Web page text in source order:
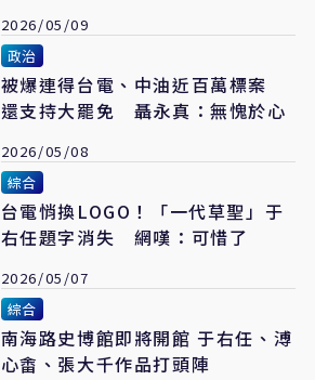
2026/05/09
政治
被爆連得台電、中油近百萬標案
還支持大罷免 聶永真：無愧於心
2026/05/08
綜合
台電悄換LOGO！「一代草聖」于
右任題字消失 網嘆：可惜了
2026/05/07
綜合
南海路史博館即將開館 于右任、溥
心畬、張大千作品打頭陣